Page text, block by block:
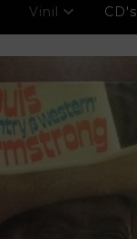
Vinil CD's